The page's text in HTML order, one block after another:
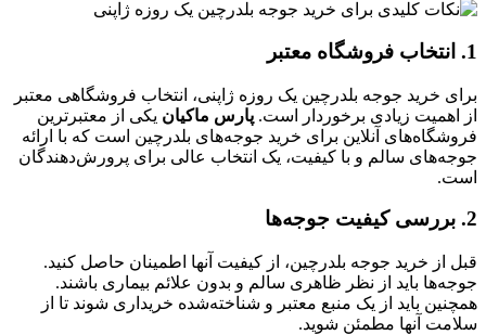
1. انتخاب فروشگاه معتبر
برای خرید جوجه بلدرچین یک روزه ژاپنی، انتخاب فروشگاهی معتبر
از اهمیت زیادی برخوردار است. پارس ماکیان یکی از معتبرترین
فروشگاه‌های آنلاین برای خرید جوجه‌های بلدرچین است که با ارائه
جوجه‌های سالم و با کیفیت، یک انتخاب عالی برای پرورش‌دهندگان
است.
2. بررسی کیفیت جوجه‌ها
قبل از خرید جوجه بلدرچین، از کیفیت آنها اطمینان حاصل کنید.
جوجه‌ها باید از نظر ظاهری سالم و بدون علائم بیماری باشند.
همچنین باید از یک منبع معتبر و شناخته‌شده خریداری شوند تا از
سلامت آنها مطمئن شوید.